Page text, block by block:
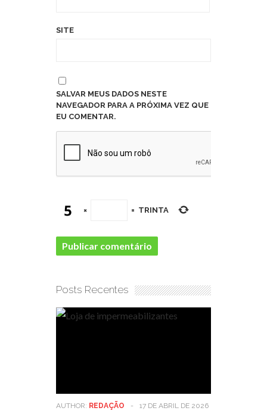
SITE
SALVAR MEUS DADOS NESTE
NAVEGADOR PARA A PRÓXIMA VEZ QUE
EU COMENTAR.
× = TRINTA
Posts Recentes
AUTHOR: REDAÇÃO - 17 DE ABRIL DE 2026